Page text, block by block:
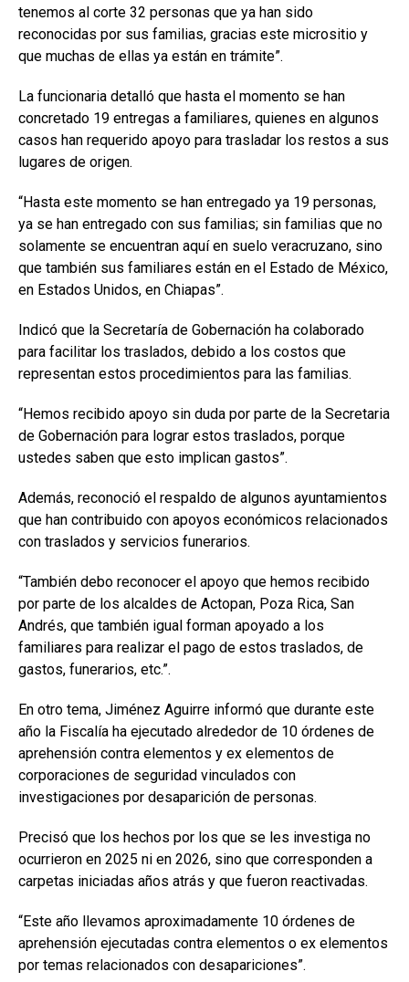
tenemos al corte 32 personas que ya han sido
reconocidas por sus familias, gracias este micrositio y
que muchas de ellas ya están en trámite”.
La funcionaria detalló que hasta el momento se han
concretado 19 entregas a familiares, quienes en algunos
casos han requerido apoyo para trasladar los restos a sus
lugares de origen.
“Hasta este momento se han entregado ya 19 personas,
ya se han entregado con sus familias; sin familias que no
solamente se encuentran aquí en suelo veracruzano, sino
que también sus familiares están en el Estado de México,
en Estados Unidos, en Chiapas”.
Indicó que la Secretaría de Gobernación ha colaborado
para facilitar los traslados, debido a los costos que
representan estos procedimientos para las familias.
“Hemos recibido apoyo sin duda por parte de la Secretaria
de Gobernación para lograr estos traslados, porque
ustedes saben que esto implican gastos”.
Además, reconoció el respaldo de algunos ayuntamientos
que han contribuido con apoyos económicos relacionados
con traslados y servicios funerarios.
“También debo reconocer el apoyo que hemos recibido
por parte de los alcaldes de Actopan, Poza Rica, San
Andrés, que también igual forman apoyado a los
familiares para realizar el pago de estos traslados, de
gastos, funerarios, etc.”.
En otro tema, Jiménez Aguirre informó que durante este
año la Fiscalía ha ejecutado alrededor de 10 órdenes de
aprehensión contra elementos y ex elementos de
corporaciones de seguridad vinculados con
investigaciones por desaparición de personas.
Precisó que los hechos por los que se les investiga no
ocurrieron en 2025 ni en 2026, sino que corresponden a
carpetas iniciadas años atrás y que fueron reactivadas.
“Este año llevamos aproximadamente 10 órdenes de
aprehensión ejecutadas contra elementos o ex elementos
por temas relacionados con desapariciones”.